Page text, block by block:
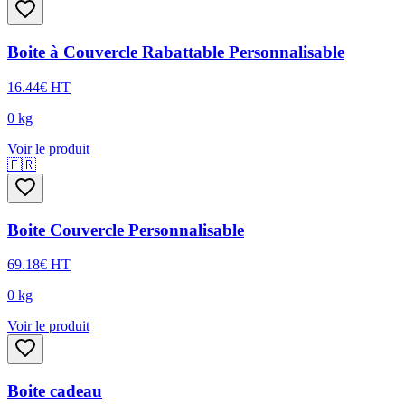
Boite à Couvercle Rabattable Personnalisable
16.44€ HT
0 kg
Voir le produit
🇫🇷
Boite Couvercle Personnalisable
69.18€ HT
0 kg
Voir le produit
Boite cadeau